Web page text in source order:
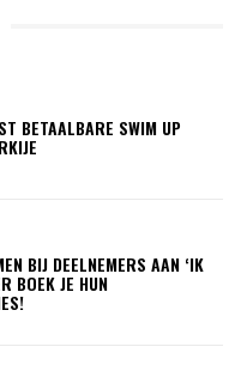
BETAALBARE SWIM UP
BIJ DEELNEMERS AAN ‘IK
BOEK JE HUN